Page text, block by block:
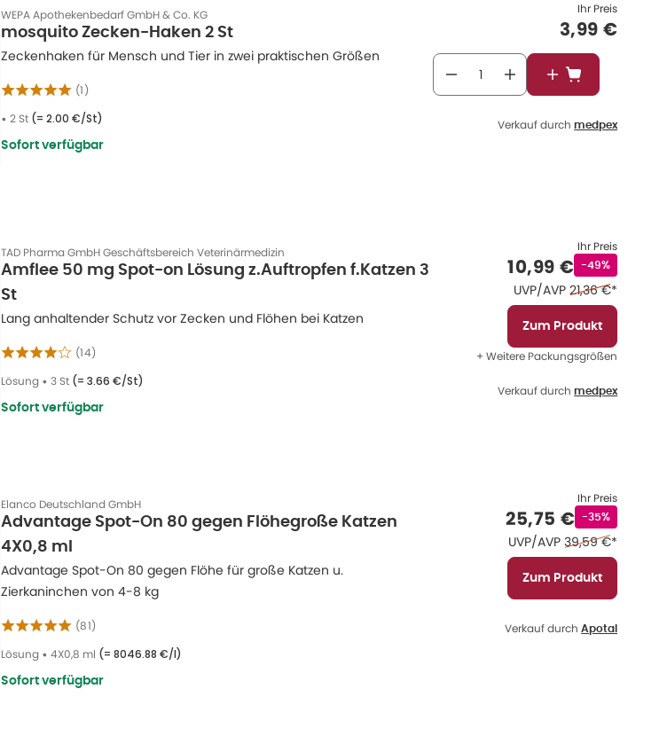
WEPA Apothekenbedarf GmbH & Co. KG
mosquito Zecken-Haken 2 St
Zeckenhaken für Mensch und Tier in zwei praktischen Größen
(1)
• 2 St (= 2.00 €/St)
Sofort verfügbar
Ihr Preis
3,99 €
In den
Verkauf durch medpex
TAD Pharma GmbH Geschäftsbereich Veterinärmedizin
Amflee 50 mg Spot-on Lösung z.Auftropfen f.Katzen 3
St
Lang anhaltender Schutz vor Zecken und Flöhen bei Katzen
(14)
Lösung • 3 St (= 3.66 €/St)
Sofort verfügbar
Ihr Preis
Verkaufspreis
10,99 €Rabattstempel
-49%
UVP/AVP Ehemaliger
21,36 €*
Zum Produkt
+ Weitere Packungsgrößen
Verkauf durch medpex
Elanco Deutschland GmbH
Advantage Spot-On 80 gegen Flöhegroße Katzen
4X0,8 ml
Advantage Spot-On 80 gegen Flöhe für große Katzen u.
Zierkaninchen von 4-8 kg
(81)
Lösung • 4X0,8 ml (= 8046.88 €/l)
Sofort verfügbar
Ihr Preis
Verkaufspreis
25,75 €Rabattstempel
-35%
UVP/AVP Ehemaliger Preis
39,59 €*
Zum Produkt
Verkauf durch Apotal